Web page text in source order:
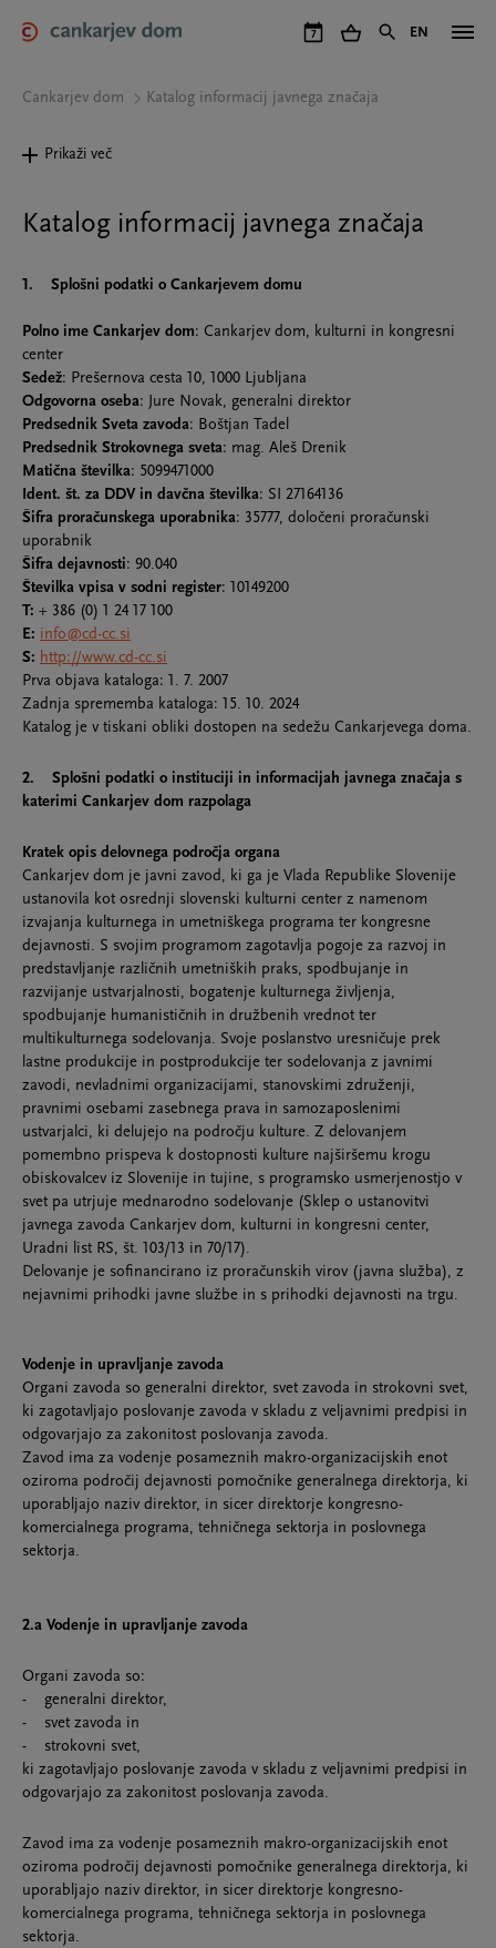
main
7 EN
Cankarjev dom Katalog informacij javnega značaja
Katalog informacij javnega značaja
1. Splošni podatki o Cankarjevem domu
Polno ime Cankarjev dom: Cankarjev dom, kulturni in kongresni
center
Sedež: Prešernova cesta 10, 1000 Ljubljana
Odgovorna oseba: Jure Novak, generalni direktor
Predsednik Sveta zavoda: Boštjan Tadel
Predsednik Strokovnega sveta: mag. Aleš Drenik
Matična številka: 5099471000
Ident. št. za DDV in davčna številka: SI 27164136
Šifra proračunskega uporabnika: 35777, določeni proračunski
uporabnik
Šifra dejavnosti: 90.040
Številka vpisa v sodni register: 10149200
T: + 386 (0) 1 24 17 100
E: info@cd-cc.si
S: http://www.cd-cc.si
Prva objava kataloga: 1. 7. 2007
Zadnja sprememba kataloga: 15. 10. 2024
Katalog je v tiskani obliki dostopen na sedežu Cankarjevega doma.
2. Splošni podatki o instituciji in informacijah javnega značaja s
katerimi Cankarjev dom razpolaga
Kratek opis delovnega področja organa
Cankarjev dom je javni zavod, ki ga je Vlada Republike Slovenije
ustanovila kot osrednji slovenski kulturni center z namenom
izvajanja kulturnega in umetniškega programa ter kongresne
dejavnosti. S svojim programom zagotavlja pogoje za razvoj in
predstavljanje različnih umetniških praks, spodbujanje in
razvijanje ustvarjalnosti, bogatenje kulturnega življenja,
spodbujanje humanističnih in družbenih vrednot ter
multikulturnega sodelovanja. Svoje poslanstvo uresničuje prek
lastne produkcije in postprodukcije ter sodelovanja z javnimi
zavodi, nevladnimi organizacijami, stanovskimi združenji,
pravnimi osebami zasebnega prava in samozaposlenimi
ustvarjalci, ki delujejo na področju kulture. Z delovanjem
pomembno prispeva k dostopnosti kulture najširšemu krogu
obiskovalcev iz Slovenije in tujine, s programsko usmerjenostjo v
svet pa utrjuje mednarodno sodelovanje (Sklep o ustanovitvi
javnega zavoda Cankarjev dom, kulturni in kongresni center,
Uradni list RS, št. 103/13 in 70/17).
Delovanje je sofinancirano iz proračunskih virov (javna služba), z
nejavnimi prihodki javne službe in s prihodki dejavnosti na trgu.
Vodenje in upravljanje zavoda
Organi zavoda so generalni direktor, svet zavoda in strokovni svet,
ki zagotavljajo poslovanje zavoda v skladu z veljavnimi predpisi in
odgovarjajo za zakonitost poslovanja zavoda.
Zavod ima za vodenje posameznih makro-organizacijskih enot
oziroma področij dejavnosti pomočnike generalnega direktorja, ki
uporabljajo naziv direktor, in sicer direktorje kongresno-
komercialnega programa, tehničnega sektorja in poslovnega
sektorja.
2.a Vodenje in upravljanje zavoda
Organi zavoda so:
- generalni direktor,
- svet zavoda in
- strokovni svet,
ki zagotavljajo poslovanje zavoda v skladu z veljavnimi predpisi in
odgovarjajo za zakonitost poslovanja zavoda.
Zavod ima za vodenje posameznih makro-organizacijskih enot
oziroma področij dejavnosti pomočnike generalnega direktorja, ki
uporabljajo naziv direktor, in sicer direktorje kongresno-
komercialnega programa, tehničnega sektorja in poslovnega
sektorja.
Prikaži več